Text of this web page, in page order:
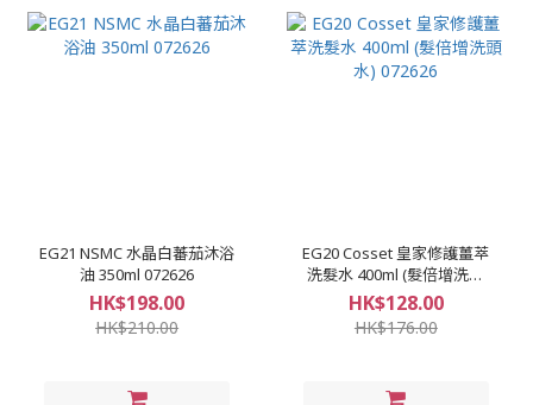
EG21 NSMC 水晶白蕃茄沐浴
油 350ml 072626
HK$198.00
HK$210.00
EG20 Cosset 皇家修護薑萃
洗髮水 400ml (髮倍增洗頭
水) 072626
HK$128.00
HK$176.00